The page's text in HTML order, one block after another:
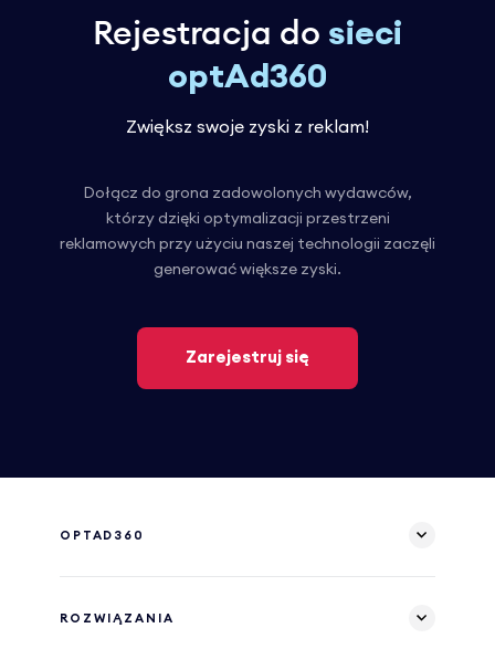
Rejestracja do sieci
optAd360
Zwiększ swoje zyski z reklam!
Dołącz do grona zadowolonych wydawców,
którzy dzięki optymalizacji przestrzeni
reklamowych przy użyciu naszej technologii zaczęli
generować większe zyski.
Zarejestruj się
OPTAD360
ROZWIĄZANIA